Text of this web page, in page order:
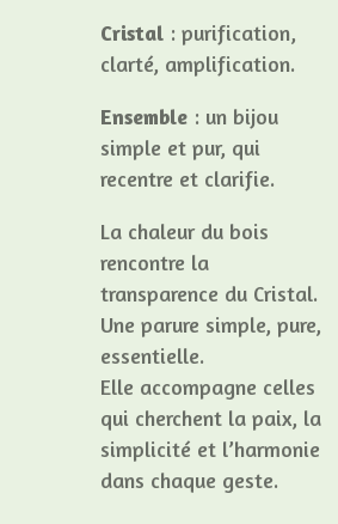
Cristal : purification,
clarté, amplification.
Ensemble : un bijou
simple et pur, qui
recentre et clarifie.
La chaleur du bois
rencontre la
transparence du Cristal.
Une parure simple, pure,
essentielle.
Elle accompagne celles
qui cherchent la paix, la
simplicité et l’harmonie
dans chaque geste.